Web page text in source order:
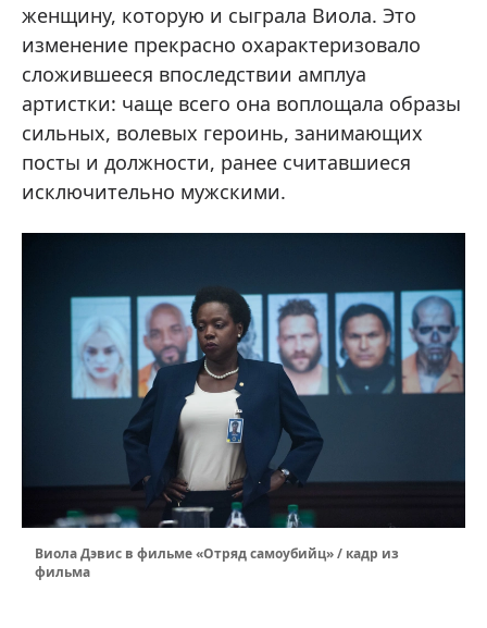
женщину, которую и сыграла Виола. Это
изменение прекрасно охарактеризовало
сложившееся впоследствии амплуа
артистки: чаще всего она воплощала образы
сильных, волевых героинь, занимающих
посты и должности, ранее считавшиеся
исключительно мужскими.
Виола Дэвис в фильме «Отряд cамоубийц» / кадр из
фильма